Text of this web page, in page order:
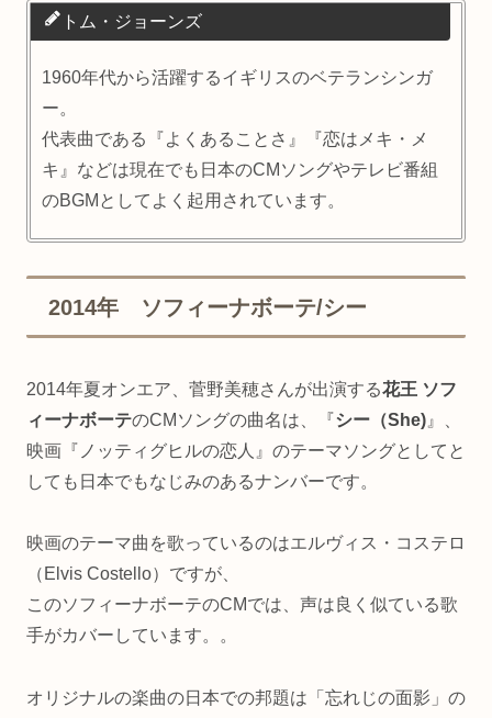
トム・ジョーンズ
1960年代から活躍するイギリスのベテランシンガ
ー。
代表曲である『よくあることさ』『恋はメキ・メ
キ』などは現在でも日本のCMソングやテレビ番組
のBGMとしてよく起用されています。
2014年 ソフィーナボーテ/シー
2014年夏オンエア、菅野美穂さんが出演する花王 ソフ
ィーナボーテのCMソングの曲名は、『シー（She) 』、
映画『ノッティグヒルの恋人』のテーマソングとしてと
しても日本でもなじみのあるナンバーです。
映画のテーマ曲を歌っているのはエルヴィス・コステロ
（Elvis Costello）ですが、
このソフィーナボーテのCMでは、声は良く似ている歌
手がカバーしています。。
オリジナルの楽曲の日本での邦題は「忘れじの面影」の